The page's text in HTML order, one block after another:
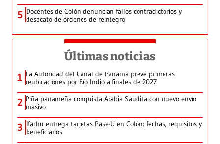
5 Docentes de Colón denuncian fallos contradictorios y
desacato de órdenes de reintegro
Últimas noticias
1 La Autoridad del Canal de Panamá prevé primeras
reubicaciones por Río Indio a finales de 2027
2 Piña panameña conquista Arabia Saudita con nuevo envío
masivo
3 Ifarhu entrega tarjetas Pase-U en Colón: fechas, requisitos y
beneficiarios